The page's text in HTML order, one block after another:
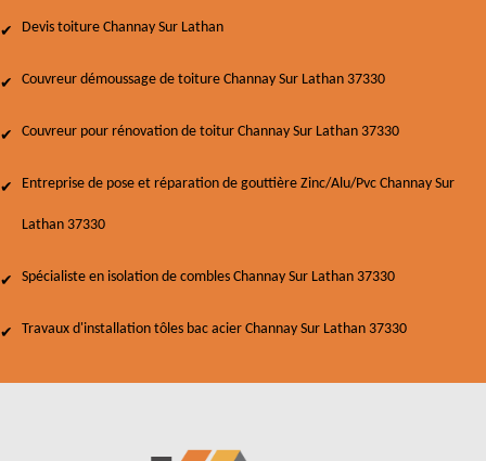
Devis toiture Channay Sur Lathan
Couvreur démoussage de toiture Channay Sur Lathan 37330
Couvreur pour rénovation de toitur Channay Sur Lathan 37330
Entreprise de pose et réparation de gouttière Zinc/Alu/Pvc Channay Sur
Lathan 37330
Spécialiste en isolation de combles Channay Sur Lathan 37330
Travaux d'installation tôles bac acier Channay Sur Lathan 37330